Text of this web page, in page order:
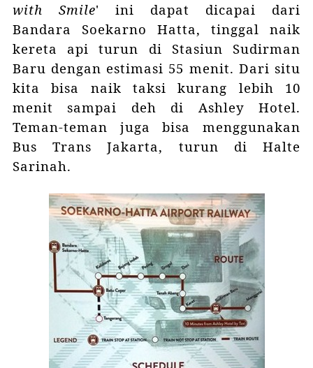
with Smile' ini dapat dicapai dari
Bandara Soekarno Hatta, tinggal naik
kereta api turun di Stasiun Sudirman
Baru dengan estimasi 55 menit. Dari situ
kita bisa naik taksi kurang lebih 10
menit sampai deh di Ashley Hotel.
Teman-teman juga bisa menggunakan
Bus Trans Jakarta, turun di Halte
Sarinah.